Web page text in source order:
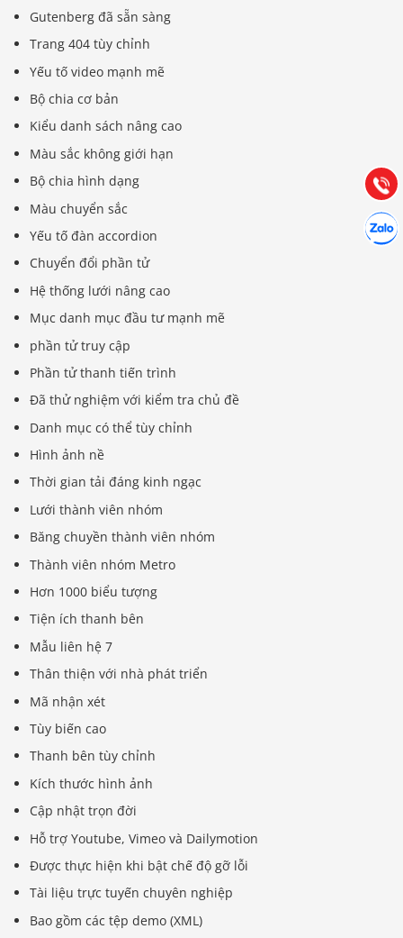
Gutenberg đã sẵn sàng
Trang 404 tùy chỉnh
Yếu tố video mạnh mẽ
Bộ chia cơ bản
Kiểu danh sách nâng cao
Màu sắc không giới hạn
Bộ chia hình dạng
Màu chuyển sắc
Yếu tố đàn accordion
Chuyển đổi phần tử
Hệ thống lưới nâng cao
Mục danh mục đầu tư mạnh mẽ
phần tử truy cập
Phần tử thanh tiến trình
Đã thử nghiệm với kiểm tra chủ đề
Danh mục có thể tùy chỉnh
Hình ảnh nề
Thời gian tải đáng kinh ngạc
Lưới thành viên nhóm
Băng chuyền thành viên nhóm
Thành viên nhóm Metro
Hơn 1000 biểu tượng
Tiện ích thanh bên
Mẫu liên hệ 7
Thân thiện với nhà phát triển
Mã nhận xét
Tùy biến cao
Thanh bên tùy chỉnh
Kích thước hình ảnh
Cập nhật trọn đời
Hỗ trợ Youtube, Vimeo và Dailymotion
Được thực hiện khi bật chế độ gỡ lỗi
Tài liệu trực tuyến chuyên nghiệp
Bao gồm các tệp demo (XML)
Gọi
(028) 22.166.144
Chát